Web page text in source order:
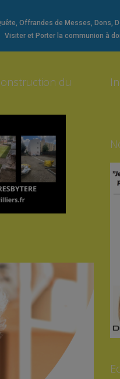
Offrandes de Messes, Dons,
Visiter et Porter la communion à
du